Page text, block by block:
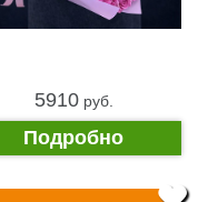
5910pуб.
Подробно